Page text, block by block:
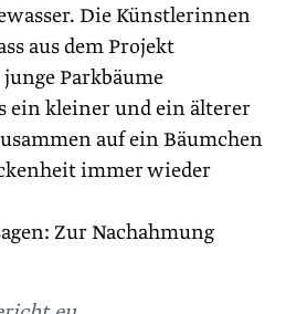
Die Künstlerinnen
aus dem Projekt
Parkbäume
ein kleiner und ein älterer
auf ein Bäumchen
immer wieder
Zur Nachahmung